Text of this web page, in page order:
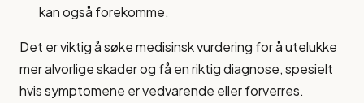
kan også forekomme.
Det er viktig å søke medisinsk vurdering for å utelukke
mer alvorlige skader og få en riktig diagnose, spesielt
hvis symptomene er vedvarende eller forverres.